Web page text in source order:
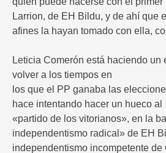
Larrion, de EH Bildu, y de ahí que
afines la hayan tomado con ella,
Leticia Comerón está haciendo un
volver a los tiempos en
los que el PP ganaba las
hace intentando hacer un hueco al
«partido de los vitorianos», en la
independentismo radical» de EH
independentismo incompetente de